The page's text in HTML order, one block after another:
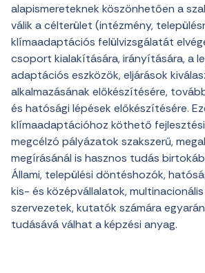
alapismereteknek köszönhetően a
válik a célterület (intézmény,
klímaadaptációs felülvizsgálatát
csoport kialakítására, irányítására, a
adaptációs eszközök, eljárások
alkalmazásának előkészítésére,
és hatósági lépések előkészítésére.
klímaadaptációhoz köthető
megcélzó pályázatok szakszerű,
megírásánál is hasznos tudás
Állami, települési döntéshozók,
kis- és középvállalatok,
szervezetek, kutatók számára
tudásává válhat a képzési anyag.